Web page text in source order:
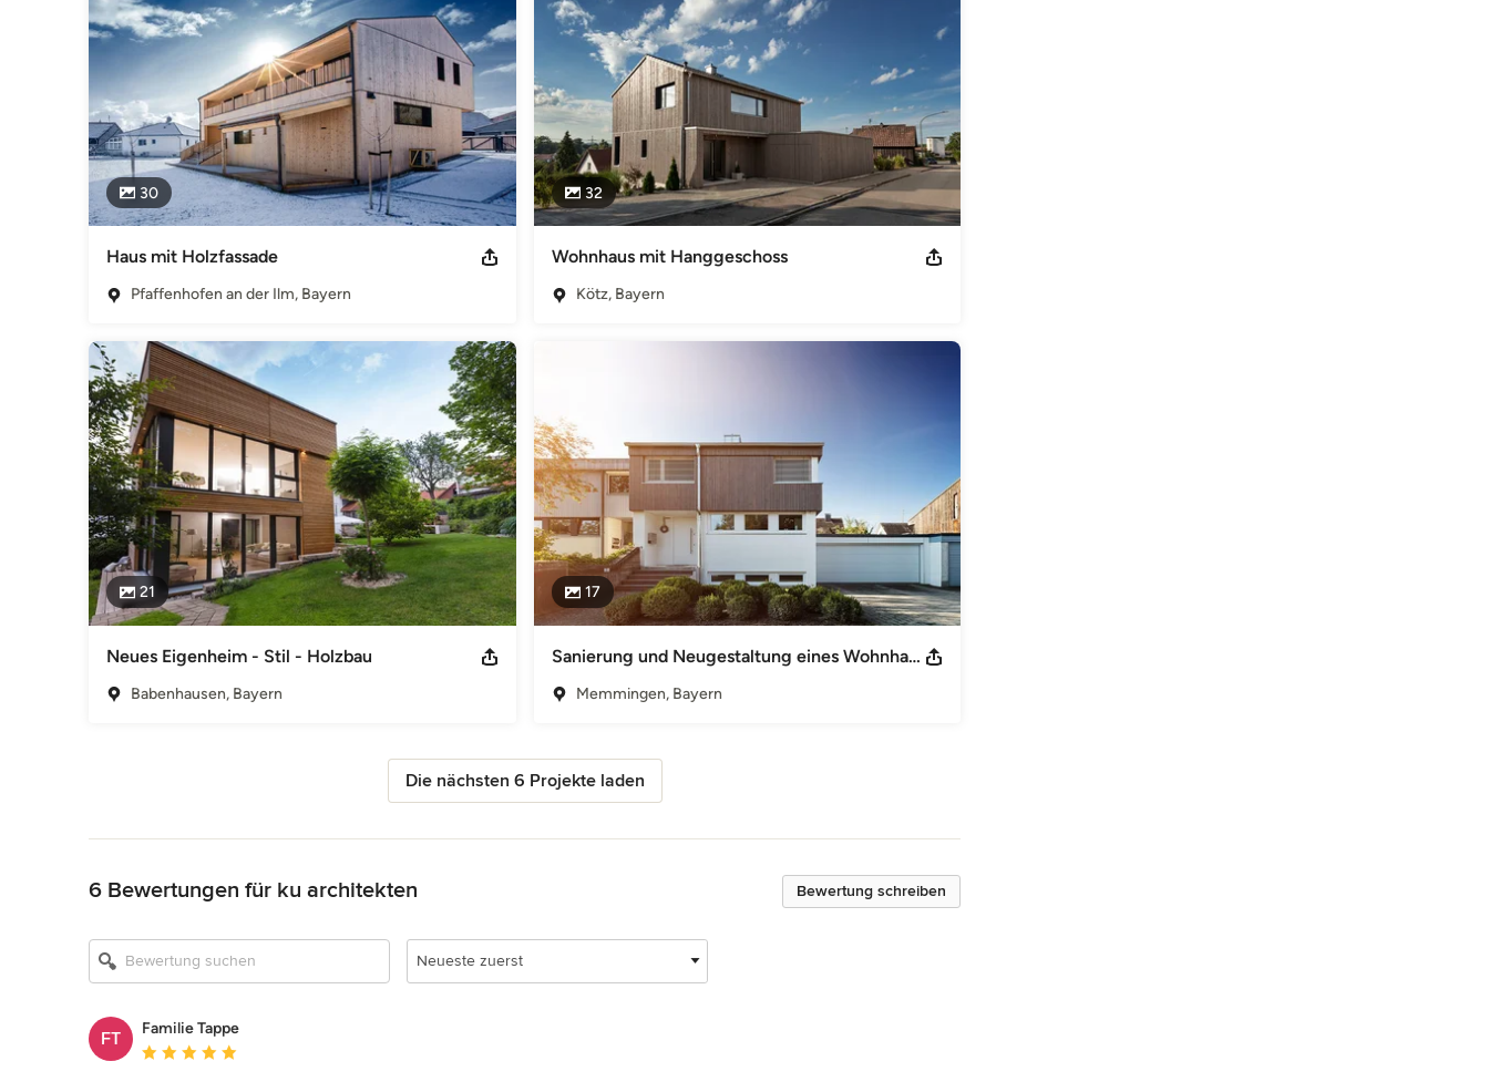
30
Haus mit Holzfassade
Pfaffenhofen an der Ilm, Bayern
32
Wohnhaus mit Hanggeschoss
Kötz, Bayern
21
Neues Eigenheim - Stil - Holzbau
Babenhausen, Bayern
17
Sanierung und Neugestaltung eines Wohnhauses
Memmingen, Bayern
Die nächsten 6 Projekte laden
Bewertung schreiben
6 Bewertungen für ku architekten
Neueste zuerst
FT
Familie Tappe
Durchschnittliche Bewertung: 5 von 5 Sternen